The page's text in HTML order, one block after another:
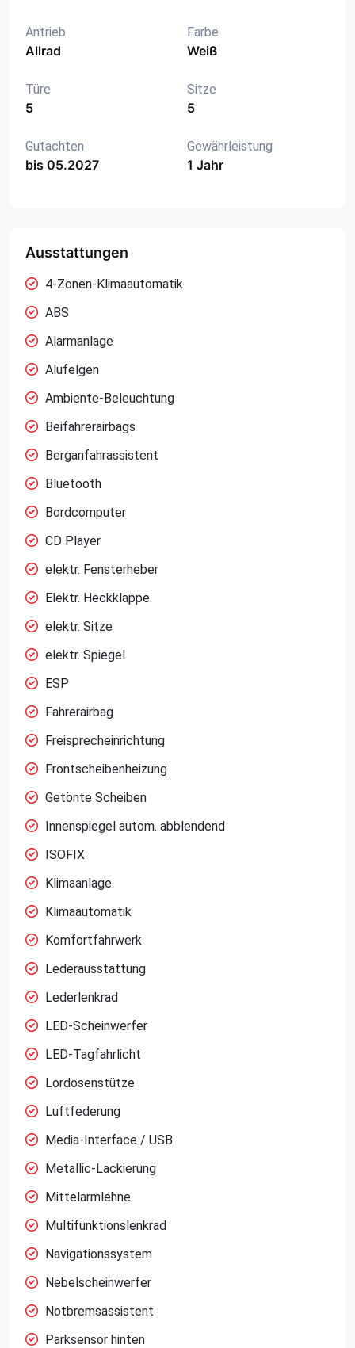
Antrieb
Allrad
Farbe
Weiß
Türe
5
Sitze
5
Gutachten
bis 05.2027
Gewährleistung
1 Jahr
Ausstattungen
4-Zonen-Klimaautomatik
ABS
Alarmanlage
Alufelgen
Ambiente-Beleuchtung
Beifahrerairbags
Berganfahrassistent
Bluetooth
Bordcomputer
CD Player
elektr. Fensterheber
Elektr. Heckklappe
elektr. Sitze
elektr. Spiegel
ESP
Fahrerairbag
Freisprecheinrichtung
Frontscheibenheizung
Getönte Scheiben
Innenspiegel autom. abblendend
ISOFIX
Klimaanlage
Klimaautomatik
Komfortfahrwerk
Lederausstattung
Lederlenkrad
LED-Scheinwerfer
LED-Tagfahrlicht
Lordosenstütze
Luftfederung
Media-Interface / USB
Metallic-Lackierung
Mittelarmlehne
Multifunktionslenkrad
Navigationssystem
Nebelscheinwerfer
Notbremsassistent
Parksensor hinten